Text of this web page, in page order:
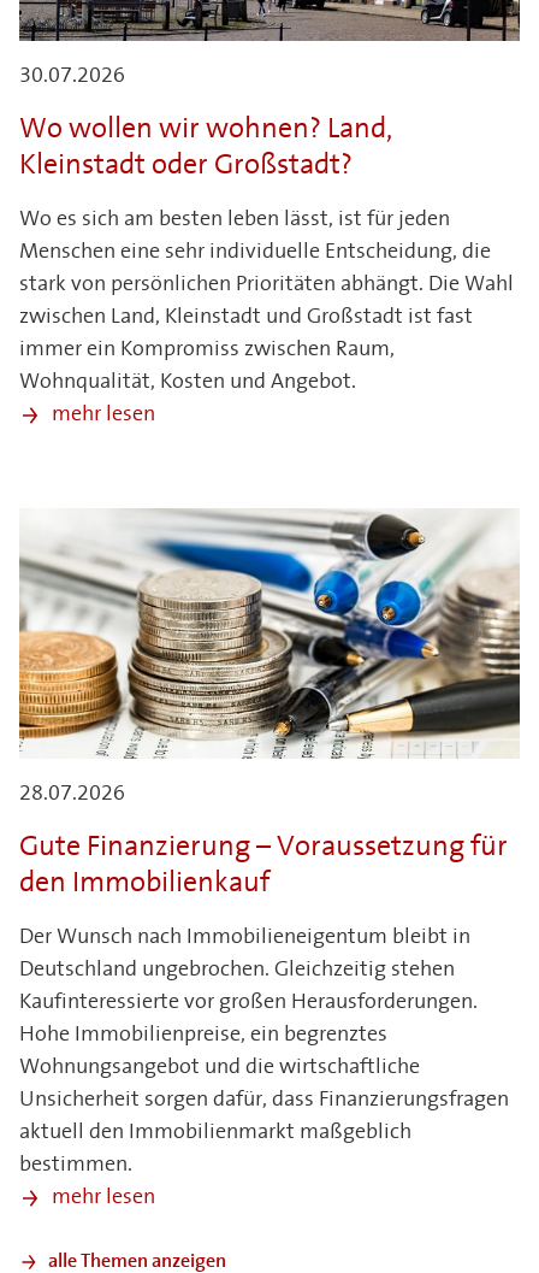
30.07.2026
Wo wollen wir wohnen? Land,
Kleinstadt oder Großstadt?
Wo es sich am besten leben lässt, ist für jeden
Menschen eine sehr individuelle Entscheidung, die
stark von persönlichen Prioritäten abhängt. Die Wahl
zwischen Land, Kleinstadt und Großstadt ist fast
immer ein Kompromiss zwischen Raum,
Wohnqualität, Kosten und Angebot.
mehr lesen
28.07.2026
Gute Finanzierung – Voraussetzung für
den Immobilienkauf
Der Wunsch nach Immobilieneigentum bleibt in
Deutschland ungebrochen. Gleichzeitig stehen
Kaufinteressierte vor großen Herausforderungen.
Hohe Immobilienpreise, ein begrenztes
Wohnungsangebot und die wirtschaftliche
Unsicherheit sorgen dafür, dass Finanzierungsfragen
aktuell den Immobilienmarkt maßgeblich
bestimmen.
mehr lesen
alle Themen anzeigen